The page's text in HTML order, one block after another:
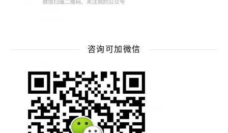
咨询可加微信